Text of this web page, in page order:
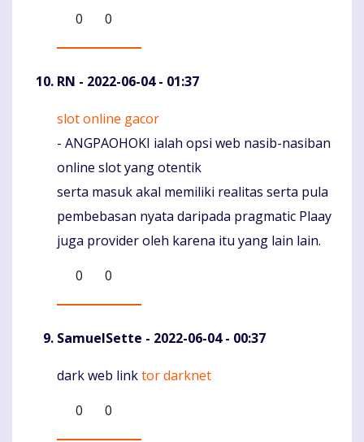
0 0
RN - 2022-06-04 - 01:37
Komentaras
slot online gacor
- ANGPAOHOKI ialah opsi web nasib-nasiban
online slot yang otentik
serta masuk akal memiliki realitas serta pula
pembebasan nyata daripada pragmatic Plaay
juga provider oleh karena itu yang lain lain.
0
0
SamuelSette - 2022-06-04 - 00:37
Komentaras
dark web linktor darknet
0
0